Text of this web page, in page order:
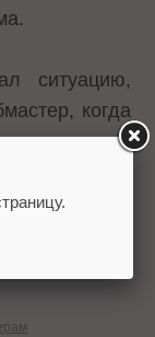
ситуацию,
когда
в поиске
в